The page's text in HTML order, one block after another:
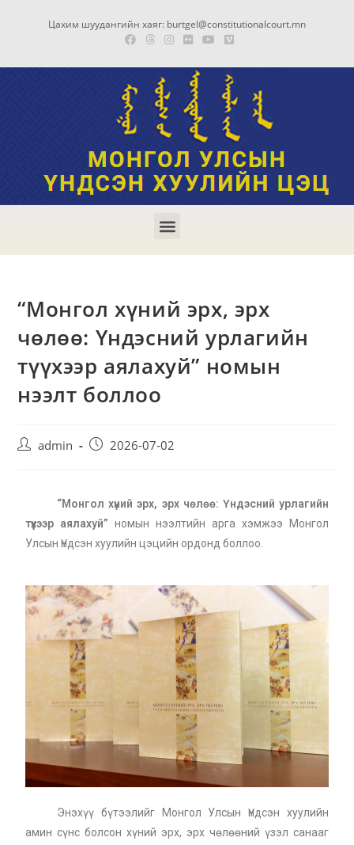
Цахим шуудангийн хаяг: burtgel@constitutionalcourt.mn
“Монгол хүний эрх, эрх
чөлөө: Үндэсний урлагийн
түүхээр аялахуй” номын
нээлт боллоо
admin 2026-07-02
“Монгол хүний эрх, эрх чөлөө: Үндэсний урлагийн
түүхээр аялахуй” номын нээлтийн арга хэмжээ Монгол
Улсын Үндсэн хуулийн цэцийн ордонд боллоо.
Энэхүү бүтээлийг Монгол Улсын Үндсэн хуулийн
амин сүнс болсон хүний эрх, эрх чөлөөний үзэл санааг